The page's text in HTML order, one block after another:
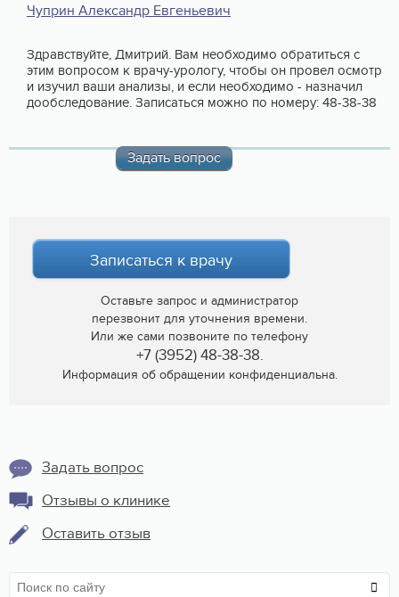
Задать вопрос
Чуприн Александр Евгеньевич
Здравствуйте, Дмитрий. Вам необходимо обратиться с
этим вопросом к врачу-урологу, чтобы он провел осмотр
и изучил ваши анализы, и если необходимо - назначил
дообследование. Записаться можно по номеру: 48-38-38
Записаться к врачу
Оставьте запрос и администратор
перезвонит для уточнения времени.
Или же сами позвоните по телефону
+7 (3952) 48-38-38.
Информация об обращении конфиденциальна.
Задать вопрос
Отзывы о клинике
Оставить отзыв